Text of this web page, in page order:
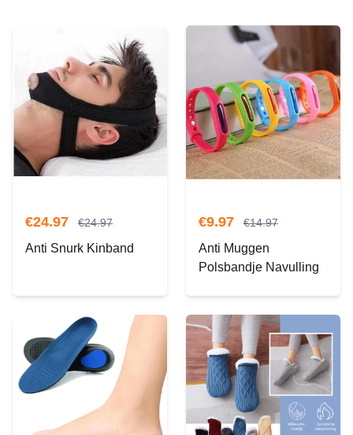
€24.97 €24.97
Anti Snurk Kinband
€9.97 €14.97
Anti Muggen
Polsbandje Navulling